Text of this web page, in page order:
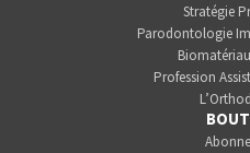
Stratégie
Parodontologie
Profession